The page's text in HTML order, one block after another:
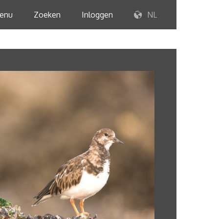
Zoeken Inloggen NL